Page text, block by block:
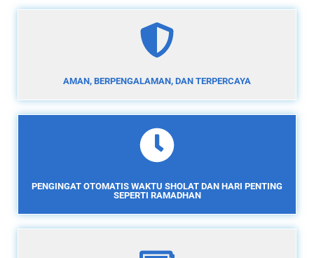
AMAN, BERPENGALAMAN, DAN TERPERCAYA
PENGINGAT OTOMATIS WAKTU SHOLAT DAN HARI PENTING
SEPERTI RAMADHAN